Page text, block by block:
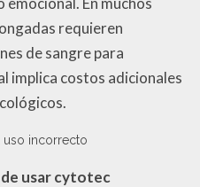
requieren
de sangre para
implica costos adicionales
uso incorrecto
usar cytotec